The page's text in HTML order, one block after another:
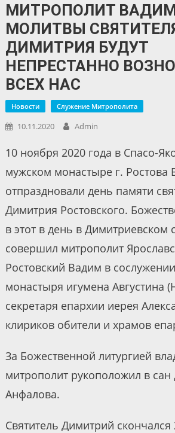
МИТРОПОЛИТ
МОЛИТВЫ
ДИМИТРИЯ БУДУТ
НЕПРЕСТАННО
ВСЕХ НАС
Новости Служение Митрополита
10.11.2020 Admin
10 ноября 2020 года в Спасо-
мужском монастыре г. Ростова
отпраздновали день памяти
Димитрия Ростовского.
в этот в день в Димитриевском
совершил митрополит
Ростовский Вадим в
монастыря игумена Августина
секретаря епархии иерея
клириков обители и храмов
За Божественной литургией
митрополит рукоположил в сан
Анфалова.
Святитель Димитрий скончался